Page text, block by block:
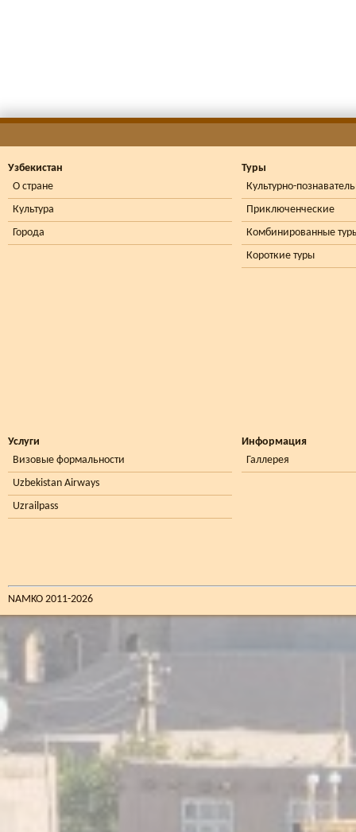
Узбекистан
О стране
Культура
Города
Туры
Культурно-
Приключенческие
Комбинированные
Короткие туры
Услуги
Визовые формальности
Uzbekistan Airways
Uzrailpass
Информация
Галлерея
NAMKO 2011-2026